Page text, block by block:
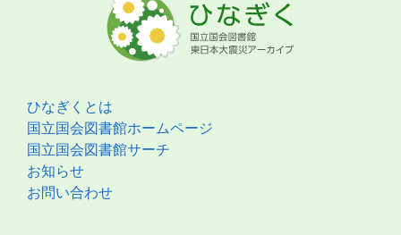
ひなぎくとは
国立国会図書館ホームページ
国立国会図書館サーチ
お知らせ
お問い合わせ